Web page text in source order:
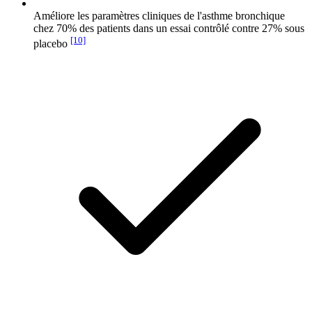
Améliore les paramètres cliniques de l'asthme bronchique
chez 70% des patients dans un essai contrôlé contre 27% sous
placebo [10]